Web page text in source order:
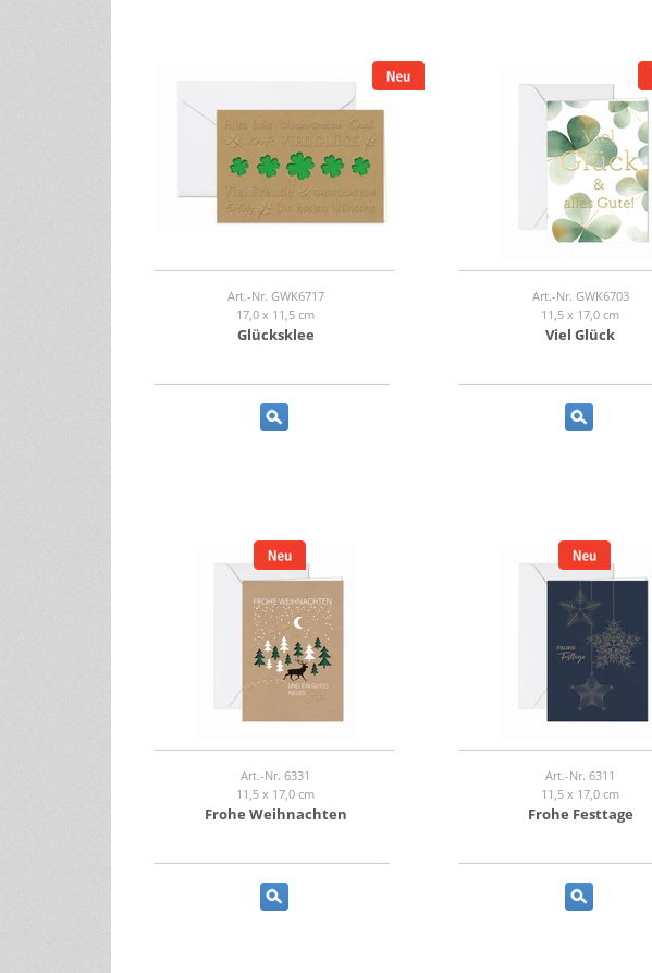
Art.-Nr. GWK6717
17,0 x 11,5 cm
Glücksklee
Art.-Nr. GWK6703
11,5 x 17,0 cm
Viel Glück
Art.-Nr. 6331
11,5 x 17,0 cm
Frohe Weihnachten
Art.-Nr. 6311
11,5 x 17,0 cm
Frohe Festtage